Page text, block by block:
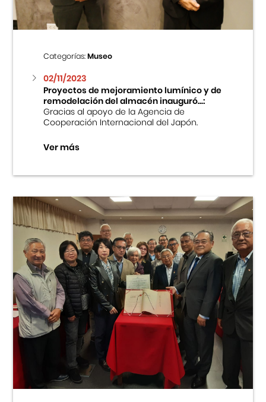
Categorías:Museo
02/11/2023
Proyectos de mejoramiento lumínico y de
remodelación del almacén inauguró...:
Gracias al apoyo de la Agencia de
Cooperación Internacional del Japón.
Ver más